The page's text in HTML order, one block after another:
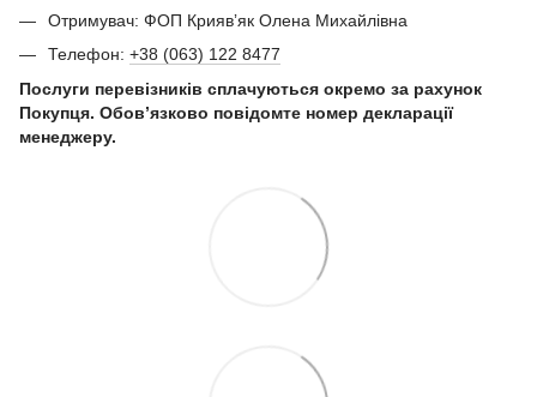
Отримувач: ФОП Криявʼяк Олена Михайлівна
Телефон: +38 (063) 122 8477
Послуги перевізників сплачуються окремо за рахунок
Покупця. Обов’язково повідомте номер декларації
менеджеру.